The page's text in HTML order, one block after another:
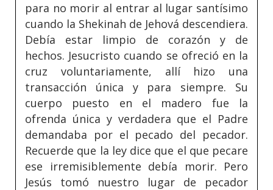
para no morir al entrar al lugar santísimo
cuando la Shekinah de Jehová descendiera.
Debía estar limpio de corazón y de
hechos. Jesucristo cuando se ofreció en la
cruz voluntariamente, allí hizo una
transacción única y para siempre. Su
cuerpo puesto en el madero fue la
ofrenda única y verdadera que el Padre
demandaba por el pecado del pecador.
Recuerde que la ley dice que el que pecare
ese irremisiblemente debía morir. Pero
Jesús tomó nuestro lugar de pecador